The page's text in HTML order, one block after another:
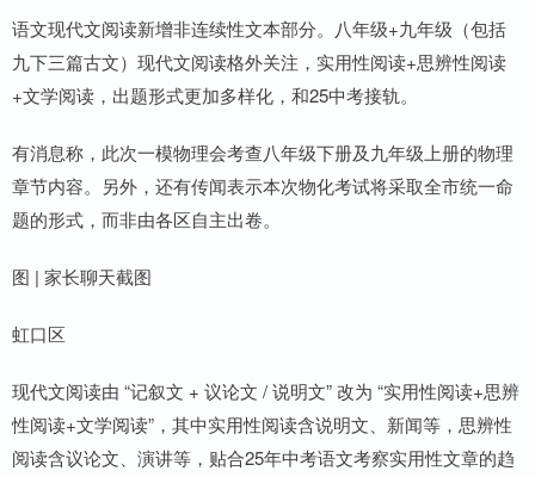
语文现代文阅读新增非连续性文本部分。八年级+九年级（包括
九下三篇古文）现代文阅读格外关注，实用性阅读+思辨性阅读
+文学阅读，出题形式更加多样化，和25中考接轨。
有消息称，此次一模物理会考查八年级下册及九年级上册的物理
章节内容。另外，还有传闻表示本次物化考试将采取全市统一命
题的形式，而非由各区自主出卷。
图 | 家长聊天截图
虹口区
现代文阅读由 “记叙文 + 议论文 / 说明文” 改为 “实用性阅读+思辨
性阅读+文学阅读”，其中实用性阅读含说明文、新闻等，思辨性
阅读含议论文、演讲等，贴合25年中考语文考察实用性文章的趋